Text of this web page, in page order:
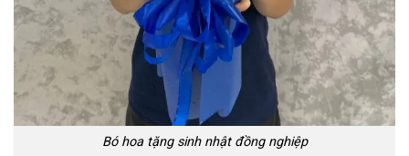
Bó hoa tặng sinh nhật đồng nghiệp